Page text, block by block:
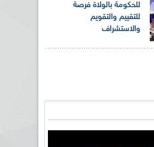
للحكومة بالولاة فرصة
للتقييم والتقويم
والاستشراف